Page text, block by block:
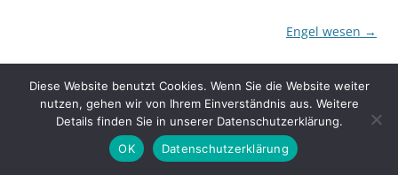
Engel wesen →
Stolz präsentiert von WordPress
Diese Website benutzt Cookies. Wenn Sie die Website weiter
nutzen, gehen wir von Ihrem Einverständnis aus. Weitere
Details finden Sie in unserer Datenschutzerklärung.
OK
Datenschutzerklärung